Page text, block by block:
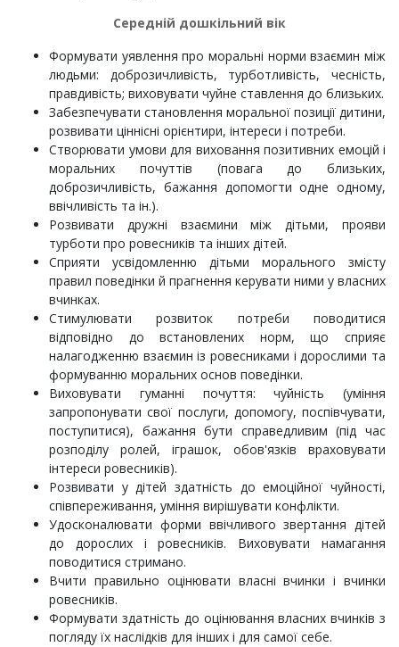
Середній дошкільний вік
Формувати уявлення про моральні норми взаємин між
людьми: доброзичливість, турботливість, чесність,
правдивість; виховувати чуйне ставлення до близьких.
Забезпечувати становлення моральної позиції дитини,
розвивати ціннісні орієнтири, інтереси і потреби.
Створювати умови для виховання позитивних емоцій і
моральних почуттів (повага до близьких,
доброзичливість, бажання допомогти одне одному,
ввічливість та ін.).
Розвивати дружні взаємини між дітьми, прояви
турботи про ровесників та інших дітей.
Сприяти усвідомленню дітьми морального змісту
правил поведінки й прагнення керувати ними у власних
вчинках.
Стимулювати розвиток потреби поводитися
відповідно до встановлених норм, що сприяє
налагодженню взаємин із ровесниками і дорослими та
формуванню моральних основ поведінки.
Виховувати гуманні почуття: чуйність (уміння
запропонувати свої послуги, допомогу, поспівчувати,
поступитися), бажання бути справедливим (під час
розподілу ролей, іграшок, обов'язків враховувати
інтереси ровесників).
Розвивати у дітей здатність до емоційної чуйності,
співпереживання, уміння вирішувати конфлікти.
Удосконалювати форми ввічливого звертання дітей
до дорослих і ровесників. Виховувати намагання
поводитися стримано.
Вчити правильно оцінювати власні вчинки і вчинки
ровесників.
Формувати здатність до оцінювання власних вчинків з
погляду їх наслідків для інших і для самої себе.